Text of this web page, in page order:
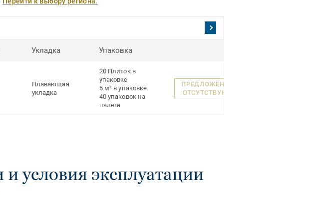
Укладка Упаковка
Плавающая
укладка
20 Плиток в
упаковке
5 м² в упаковке
40 упаковок на
палете
ПРЕДЛОЖЕНИЯ
ОТСУТСТВУЮТ
условия эксплуатации